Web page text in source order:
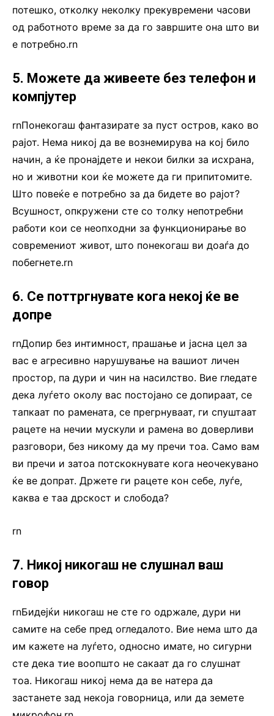
потешко, отколку неколку прекувремени часови
од работното време за да го завршите она што ви
е потребно.rn
5. Можете да живеете без телефон и
компјутер
rnПонекогаш фантазирате за пуст остров, како во
рајот. Нема никој да ве вознемирува на кој било
начин, а ќе пронајдете и некои билки за исхрана,
но и животни кои ќе можете да ги припитомите.
Што повеќе е потребно за да бидете во рајот?
Всушност, опкружени сте со толку непотребни
работи кои се неопходни за функционирање во
современиот живот, што понекогаш ви доаѓа до
побегнете.rn
6. Се поттргнувате кога некој ќе ве
допре
rnДопир без интимност, прашање и јасна цел за
вас е агресивно нарушување на вашиот личен
простор, па дури и чин на насилство. Вие гледате
дека луѓето околу вас постојано се допираат, се
тапкаат по рамената, се прегрнуваат, ги спуштаат
рацете на нечии мускули и рамена во доверливи
разговори, без никому да му пречи тоа. Само вам
ви пречи и затоа потскокнувате кога неочекувано
ќе ве допрат. Држете ги рацете кон себе, луѓе,
каква е таа дрскост и слобода?
rn
7. Никој никогаш не слушнал ваш
говор
rnБидејќи никогаш не сте го одржале, дури ни
самите на себе пред огледалото. Вие нема што да
им кажете на луѓето, односно имате, но сигурни
сте дека тие воопшто не сакаат да го слушнат
тоа. Никогаш никој нема да ве натера да
застанете зад некоја говорница, или да земете